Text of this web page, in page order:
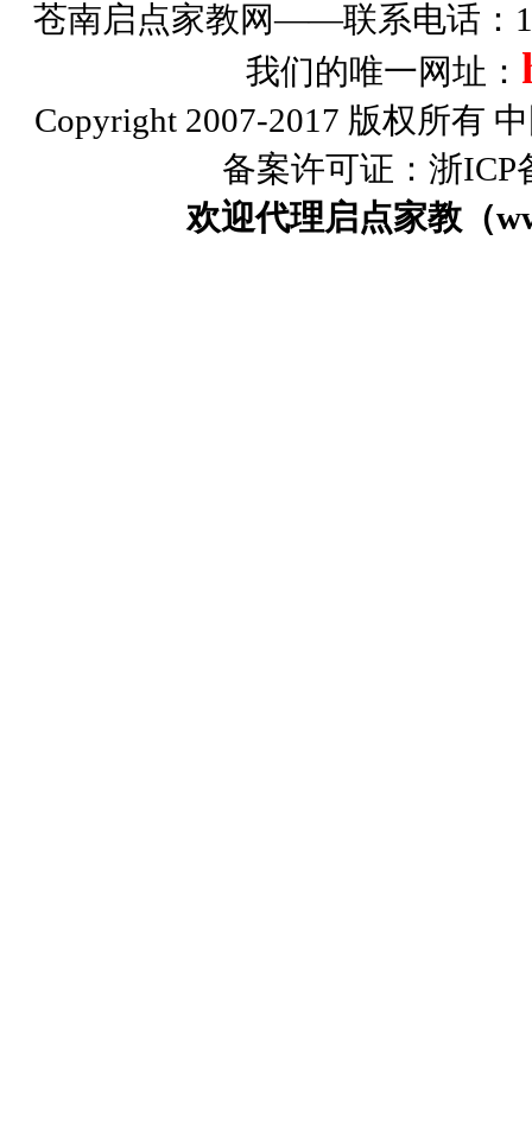
苍南启点家教网——联系电话
我们的唯一网址：
Copyright 2007-2017 版权所有
备案许可证：浙ICP
欢迎代理启点家教（